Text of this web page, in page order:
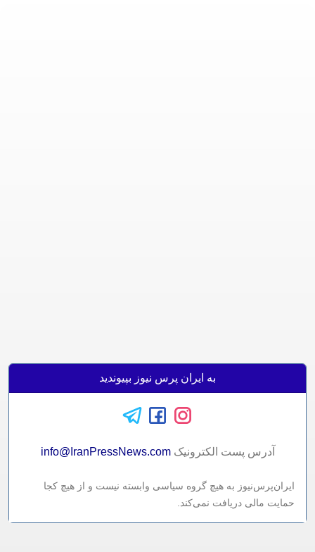
به ایران پرس نیوز بپیوندید
آدرس پست الکترونيکinfo@IranPressNews.com
ایران‌پرس‌نیوز به هیچ گروه سیاسی وابسته نیست و از هیچ کجا
حمایت مالی دریافت نمی‌کند.